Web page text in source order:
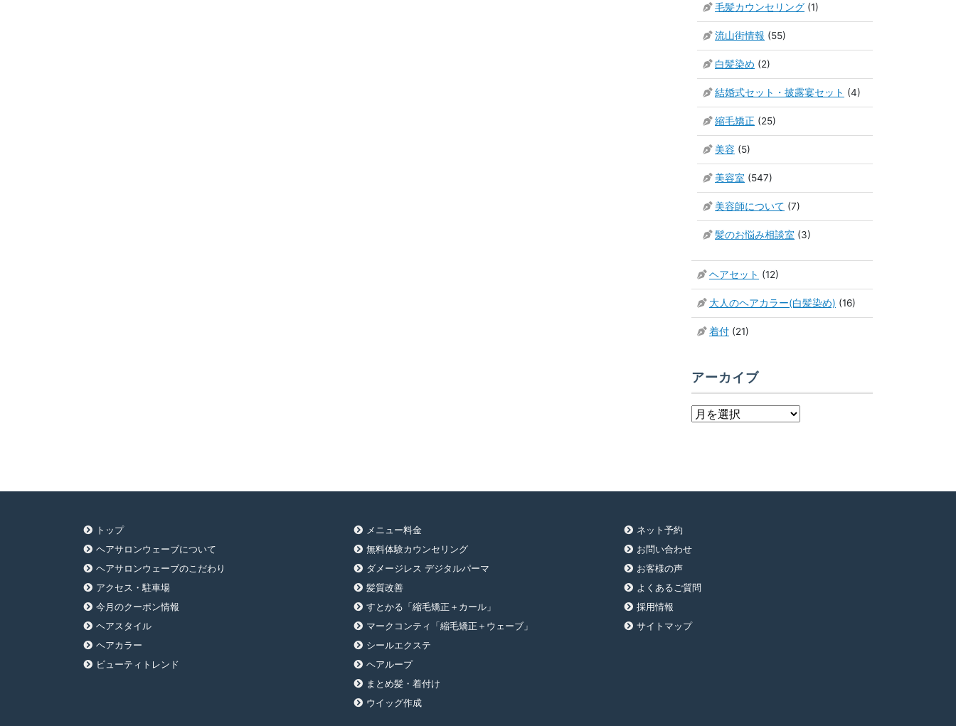
毛髪カウンセリング (1)
流山街情報 (55)
白髪染め (2)
結婚式セット・披露宴セット (4)
縮毛矯正 (25)
美容 (5)
美容室 (547)
美容師について (7)
髪のお悩み相談室 (3)
ヘアセット (12)
大人のヘアカラー(白髪染め) (16)
着付 (21)
アーカイブ
ア
トップ
ヘアサロンウェーブについて
ヘアサロンウェーブのこだわり
アクセス・駐車場
今月のクーポン情報
ヘアスタイル
ヘアカラー
ビューティトレンド
メニュー料金
無料体験カウンセリング
ダメージレス デジタルパーマ
髪質改善
すとかる「縮毛矯正＋カール」
マークコンティ「縮毛矯正＋ウェーブ」
シールエクステ
ヘアループ
まとめ髪・着付け
ウイッグ作成
ネット予約
お問い合わせ
お客様の声
よくあるご質問
採用情報
サイトマップ